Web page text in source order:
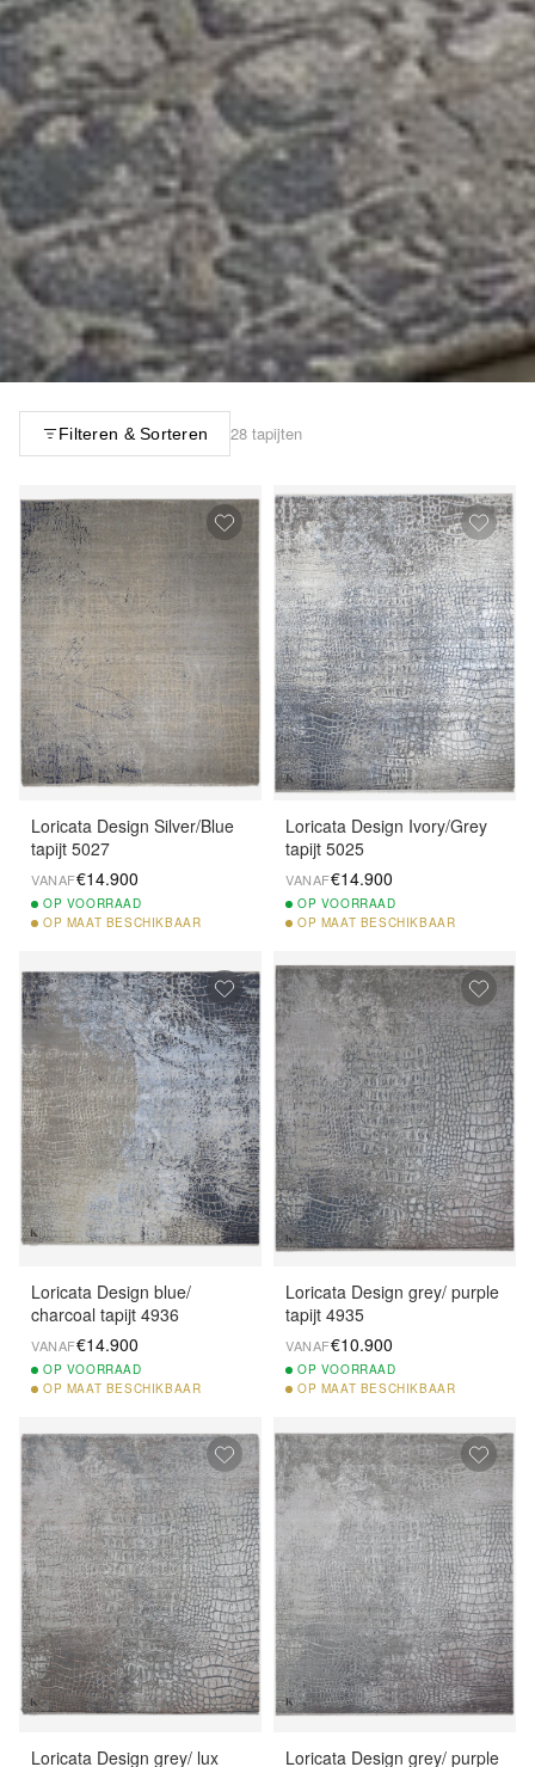
Filteren & Sorteren 28 tapijten
Loricata Design Silver/Blue
tapijt 5027
VANAF€14.900
OP VOORRAAD
OP MAAT BESCHIKBAAR
Loricata Design Ivory/Grey
tapijt 5025
VANAF€14.900
OP VOORRAAD
OP MAAT BESCHIKBAAR
Loricata Design blue/
charcoal tapijt 4936
VANAF€14.900
OP VOORRAAD
OP MAAT BESCHIKBAAR
Loricata Design grey/ purple
tapijt 4935
VANAF€10.900
OP VOORRAAD
OP MAAT BESCHIKBAAR
Loricata Design grey/ lux Loricata Design grey/ purple